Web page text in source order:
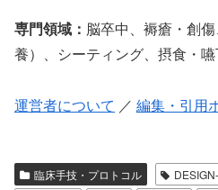
専門領域： 脳卒中、褥瘡・創
養）、シーティング、摂食・
運営者について ／ 編集・引用
臨床手技・プロトコル